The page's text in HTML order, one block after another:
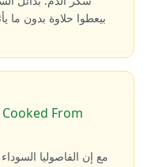
بيعطوا حلاوة بدون ما
From
مع إن الفاصوليا